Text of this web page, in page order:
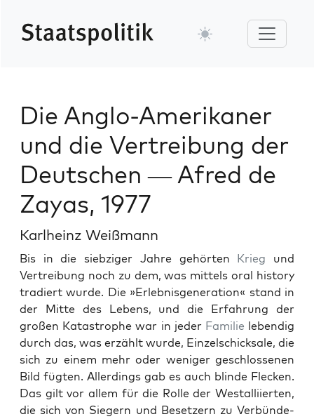
Die Anglo-Amerikaner
und die Vertreibung der
Deutschen — Afred de
Zayas, 1977
Karlheinz Weißmann
Bis in die siebziger Jahre gehörten Krieg und
Vertrei­bung noch zu dem, was mit­tels oral his­to­ry
tradiert wurde. Die »Erleb­nis­gen­er­a­tion« stand in
der Mitte des Lebens, und die Erfahrung der
großen Katas­tro­phe war in jed­er Fam­i­lie lebendig
durch das, was erzählt wurde, Einzelschick­sale, die
sich zu einem mehr oder weniger geschlosse­nen
Bild fügten. Allerd­ings gab es auch blinde Fleck­en.
Das gilt vor allem für die Rolle der West­al­li­ierten,
die sich von Siegern und Beset­zern zu Ver­bün­de­